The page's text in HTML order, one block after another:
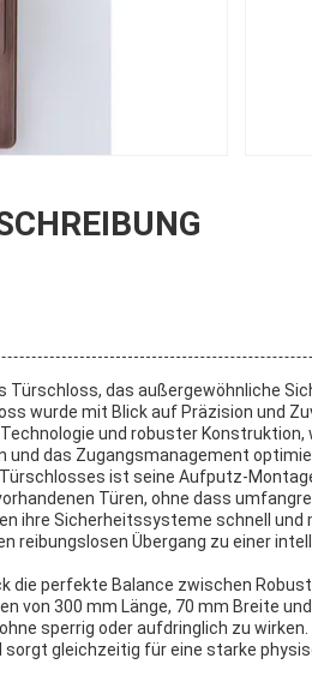
das außergewöhnliche
wurde mit Blick auf Präzision und
und robuster Konstruktion,
und das Zugangsmanagement
ist seine Aufputz-
Türen, ohne dass
ihre Sicherheitssysteme schnell und
reibungslosen Übergang zu einer
die perfekte Balance zwischen
von 300 mm Länge, 70 mm Breite
sperrig oder aufdringlich zu
gleichzeitig für eine starke